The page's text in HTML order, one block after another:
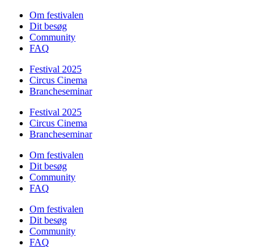
Om festivalen
Dit besøg
Community
FAQ
Festival 2025
Circus Cinema
Brancheseminar
Festival 2025
Circus Cinema
Brancheseminar
Om festivalen
Dit besøg
Community
FAQ
Om festivalen
Dit besøg
Community
FAQ